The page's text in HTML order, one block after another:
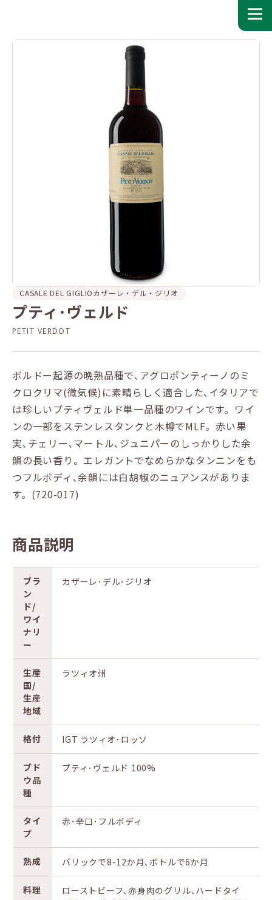
CASALE DEL GIGLIOカザーレ・デル・ジリオ
プティ･ヴェルド
PETIT VERDOT
ボルドー起源の晩熟品種で､アグロポンティーノのミ
クロクリマ(微気候)に素晴らしく適合した､イタリアで
は珍しいプティヴェルド単一品種のワインです。ワイ
ンの一部をステンレスタンクと木樽でMLF。赤い果
実､チェリー､マートル､ジュニパーのしっかりした余
韻の長い香り。エレガントでなめらかなタンニンをも
つフルボディ､余韻には白胡椒のニュアンスがありま
す。(720-017)
商品説明
ブラ
ン
ド/
ワイ
ナリ
ー
カザーレ･デル･ジリオ
生産
国/
生産
地域
ラツィオ州
格付 IGT ラツィオ･ロッソ
ブド
ウ品
種
プティ･ヴェルド 100%
タイ
プ
赤･辛口･フルボディ
熟成 バリックで8-12か月､ボトルで6か月
料理
ローストビーフ､赤身肉のグリル､ハードタイ